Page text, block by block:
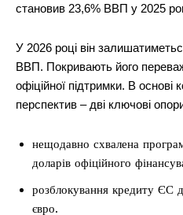
становив 23,6% ВВП у 2025
У 2026 році він
ВВП. Покривають його
офіційної підтримки. В основі
перспектив – дві ключові
нещодавно схвалена
доларів офіційного
розблокування кредиту ЄС
євро.